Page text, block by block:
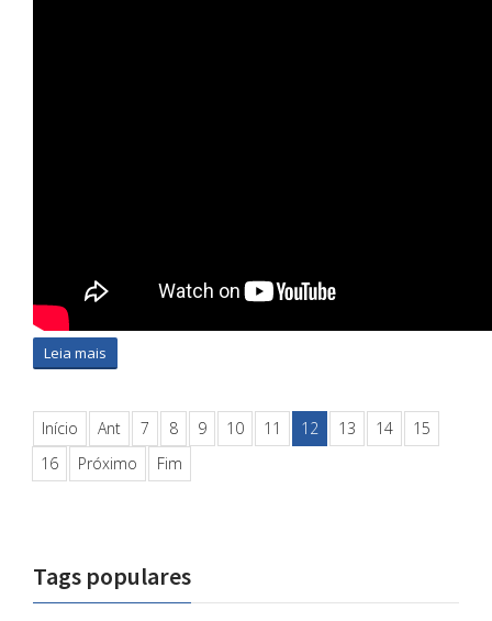
Leia mais
Início Ant 7 8 9 10 11 12 13 14
15
16
Próximo Fim
Tags populares